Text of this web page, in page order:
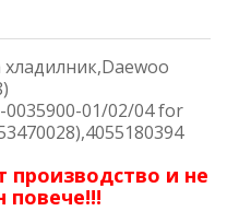
0035900-01/02/04 for
производство и не